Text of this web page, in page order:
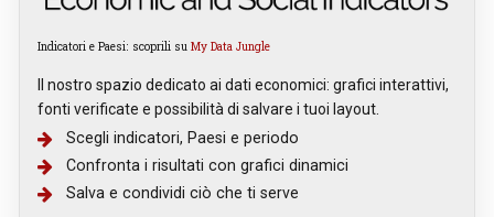
Indicatori e Paesi: scoprili su My Data Jungle
Il nostro spazio dedicato ai dati economici: grafici interattivi,
fonti verificate e possibilità di salvare i tuoi layout.
Scegli indicatori, Paesi e periodo
Confronta i risultati con grafici dinamici
Salva e condividi ciò che ti serve